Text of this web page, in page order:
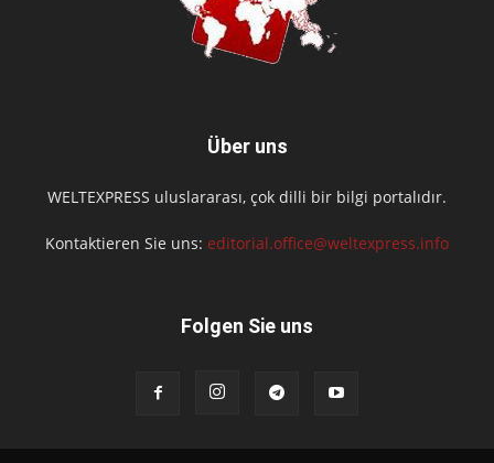
Über uns
WELTEXPRESS uluslararası, çok dilli bir bilgi portalıdır.
Kontaktieren Sie uns: editorial.office@weltexpress.info
Folgen Sie uns